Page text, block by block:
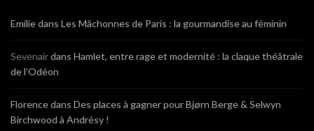
Emiliedans Les Mâchonnes de Paris : la gourmandise au féminin
Sevenairdans Hamlet, entre rage et modernité : la claque théâtrale
de l’Odéon
Florencedans Des places à gagner pour Bjørn Berge & Selwyn
Birchwood à Andrésy !